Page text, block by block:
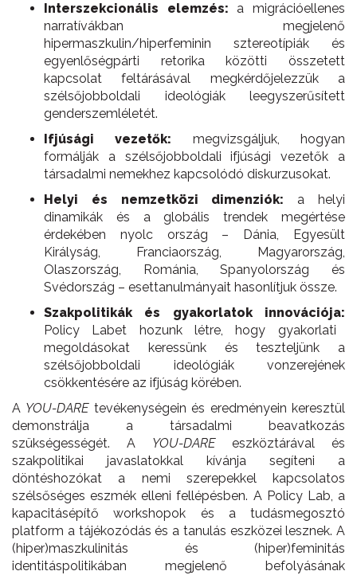
Interszekcionális elemzés: a migrációellenes
narratívákban megjelenő
hipermaszkulin/hiperfeminin sztereotípiák és
egyenlőségpárti retorika közötti összetett
kapcsolat feltárásával megkérdőjelezzük a
szélsőjobboldali ideológiák leegyszerűsített
genderszemléletét.
Ifjúsági vezetők: megvizsgáljuk, hogyan
formálják a szélsőjobboldali ifjúsági vezetők a
társadalmi nemekhez kapcsolódó diskurzusokat.
Helyi és nemzetközi dimenziók: a helyi
dinamikák és a globális trendek megértése
érdekében nyolc ország – Dánia, Egyesült
Királyság, Franciaország, Magyarország,
Olaszország, Románia, Spanyolország és
Svédország – esettanulmányait hasonlítjuk össze.
Szakpolitikák és gyakorlatok innovációja:
Policy Labet hozunk létre, hogy gyakorlati
megoldásokat keressünk és teszteljünk a
szélsőjobboldali ideológiák vonzerejének
csökkentésére az ifjúság körében.
A YOU-DAREtevékenységein és eredményein keresztül
demonstrálja a társadalmi beavatkozás
szükségességét. A YOU-DAREeszköztárával és
szakpolitikai javaslatokkal kívánja segíteni a
döntéshozókat a nemi szerepekkel kapcsolatos
szélsőséges eszmék elleni fellépésben. A Policy Lab, a
kapacitásépítő workshopok és a tudásmegosztó
platform a tájékozódás és a tanulás eszközei lesznek. A
(hiper)maszkulinitás és (hiper)feminitás
identitáspolitikában megjelenő befolyásának